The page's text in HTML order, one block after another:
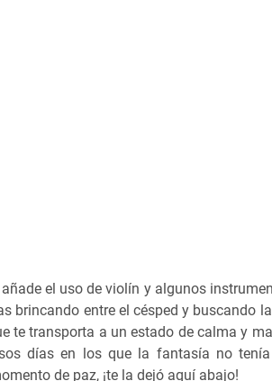
el uso de violín y algunos
brincando entre el césped y buscando
te transporta a un estado de calma y
días en los que la fantasía no
de paz, ¡te la dejó aquí abajo!